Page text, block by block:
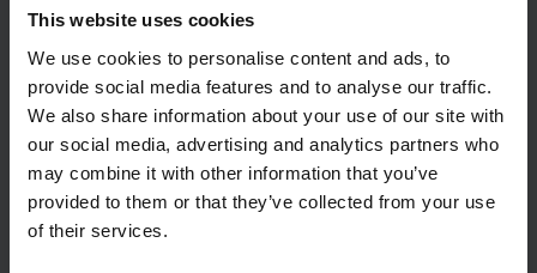
This website uses cookies
We use cookies to personalise content and ads, to
provide social media features and to analyse our traffic.
We also share information about your use of our site with
our social media, advertising and analytics partners who
may combine it with other information that you’ve
provided to them or that they’ve collected from your use
of their services.
Bedrijfsnaam
Email*